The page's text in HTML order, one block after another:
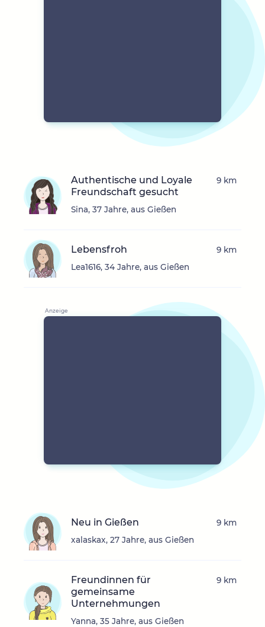
Authentische und Loyale
Freundschaft gesucht
Sina, 37 Jahre, aus Gießen
9 km
Lebensfroh
Lea1616, 34 Jahre, aus Gießen
9 km
Neu in Gießen
xalaskax, 27 Jahre, aus Gießen
9 km
Freundinnen für
gemeinsame
Unternehmungen
Yanna, 35 Jahre, aus Gießen
9 km